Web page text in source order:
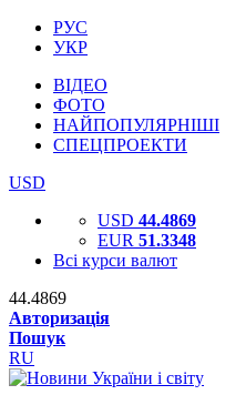
РУС
УКР
ВІДЕО
ФОТО
НАЙПОПУЛЯРНІШІ
СПЕЦПРОЕКТИ
USD
USD 44.4869
EUR 51.3348
Всі курси валют
44.4869
Авторизація
Пошук
RU